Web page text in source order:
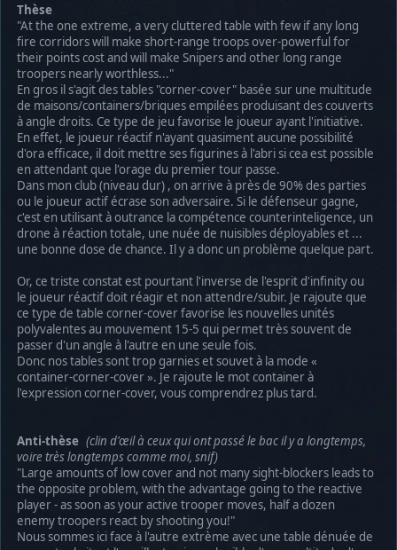
Thèse
"At the one extreme, a very cluttered table with few if any long
fire corridors will make short-range troops over-powerful for
their points cost and will make Snipers and other long range
troopers nearly worthless..."
En gros il s'agit des tables "corner-cover" basée sur une multitude
de maisons/containers/briques empilées produisant des couverts
à angle droits. Ce type de jeu favorise le joueur ayant l'initiative.
En effet, le joueur réactif n'ayant quasiment aucune possibilité
d'ora efficace, il doit mettre ses figurines à l'abri si cea est possible
en attendant que l'orage du premier tour passe.
Dans mon club (niveau dur) , on arrive à près de 90% des parties
ou le joueur actif écrase son adversaire. Si le défenseur gagne,
c'est en utilisant à outrance la compétence counterinteligence, un
drone à réaction totale, une nuée de nuisibles déployables et ...
une bonne dose de chance. Il y a donc un problème quelque part.
Or, ce triste constat est pourtant l'inverse de l'esprit d'infinity ou
le joueur réactif doit réagir et non attendre/subir. Je rajoute que
ce type de table corner-cover favorise les nouvelles unités
polyvalentes au mouvement 15-5 qui permet très souvent de
passer d'un angle à l'autre en une seule fois.
Donc nos tables sont trop garnies et souvet à la mode «
container-corner-cover ». Je rajoute le mot container à
l'expression corner-cover, vous comprendrez plus tard.
Anti-thèse (clin d'œil à ceux qui ont passé le bac il y a longtemps,
voire très longtemps comme moi, snif)
"Large amounts of low cover and not many sight-blockers leads to
the opposite problem, with the advantage going to the reactive
player - as soon as your active trooper moves, half a dozen
enemy troopers react by shooting you!"
Nous sommes ici face à l'autre extrème avec une table dénuée de